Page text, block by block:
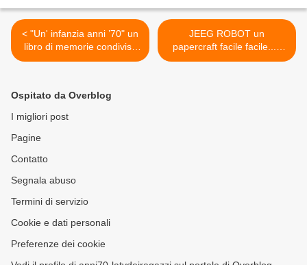
< "Un' infanzia anni ’70" un
libro di memorie condivise
di Cristina Cutini
JEEG ROBOT un
papercraft facile facile...o
quasi >
Ospitato da Overblog
I migliori post
Pagine
Contatto
Segnala abuso
Termini di servizio
Cookie e dati personali
Preferenze dei cookie